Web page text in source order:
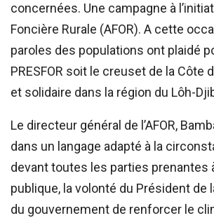
concernées. Une campagne à
Foncière Rurale (AFOR). A cette
paroles des populations ont plaidé
PRESFOR soit le creuset de la Côte
et solidaire dans la région du Lôh-
Le directeur général de l’AFOR,
dans un langage adapté à la
devant toutes les parties prenantes
publique, la volonté du Président de
du gouvernement de renforcer le